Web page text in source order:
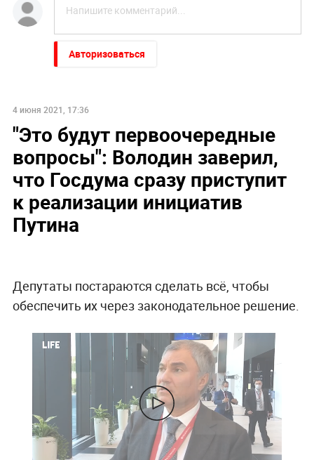
Авторизоваться
4 июня 2021, 17:36
"Это будут первоочередные
вопросы": Володин заверил,
что Госдума сразу приступит
к реализации инициатив
Путина
Депутаты постараются сделать всё, чтобы
обеспечить их через законодательное решение.